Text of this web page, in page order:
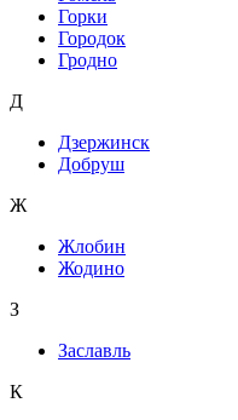
Горки
Городок
Гродно
Д
Дзержинск
Добруш
Ж
Жлобин
Жодино
З
Заславль
К